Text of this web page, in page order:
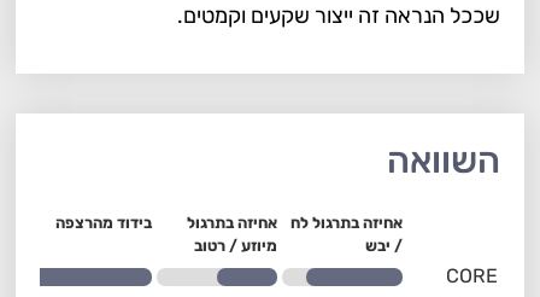
שככל הנראה זה ייצור שקעים וקמטים.
השוואה
אחיזה בתרגול לח
/ יבש
אחיזה בתרגול
מיוזע / רטוב
בידוד מהרצפה
CORE